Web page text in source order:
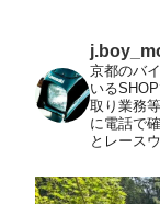
京都のバ
いる
取り業務
に電話で
とレース